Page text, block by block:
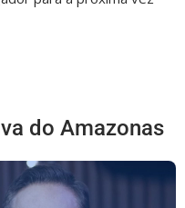
do Amazonas